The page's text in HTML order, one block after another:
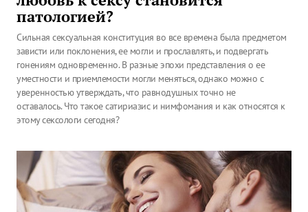
патологией?
Сильная сексуальная конституция во все времена была предметом
зависти или поклонения, ее могли и прославлять, и подвергать
гонениям одновременно. В разные эпохи представления о ее
уместности и приемлемости могли меняться, однако можно с
уверенностью утверждать, что равнодушных точно не
оставалось. Что такое сатириазис и нимфомания и как относятся к
этому сексологи сегодня?